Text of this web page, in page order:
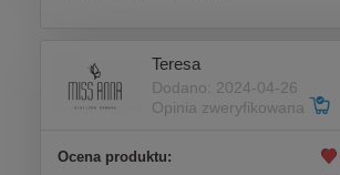
Teresa
Dodano: 2024-04-26
Opinia zweryfikowana
Ocena produktu: